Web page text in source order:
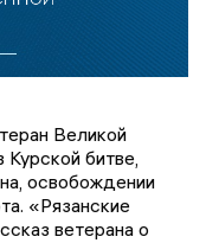
Великой
Курской битве,
освобождении
«Рязанские
ветерана о